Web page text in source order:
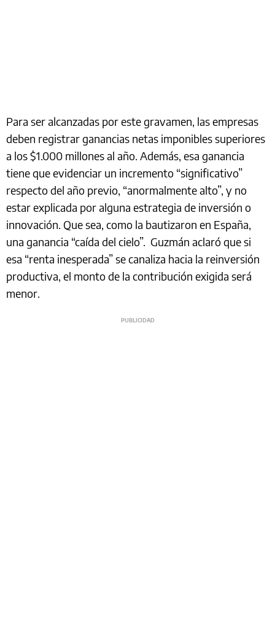
Para ser alcanzadas por este gravamen, las empresas
deben registrar ganancias netas imponibles superiores
a los $1.000 millones al año. Además, esa ganancia
tiene que evidenciar un incremento “significativo”
respecto del año previo, “anormalmente alto”, y no
estar explicada por alguna estrategia de inversión o
innovación. Que sea, como la bautizaron en España,
una ganancia “caída del cielo”. Guzmán aclaró que si
esa “renta inesperada” se canaliza hacia la reinversión
productiva, el monto de la contribución exigida será
menor.